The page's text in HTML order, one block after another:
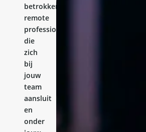
betrokken
remote
professional
die
zich
bij
jouw
team
aansluit
en
onder